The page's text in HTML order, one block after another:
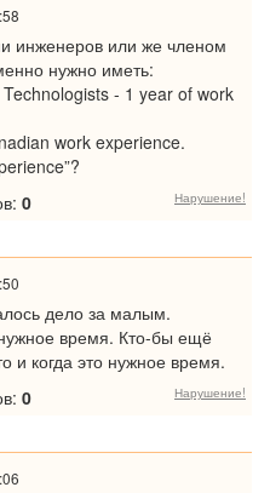
инженеров или же членом
нужно иметь:
- 1 year of work
work experience.
0 Нарушение!
дело за малым.
время. Кто-бы ещё
и когда это нужное время.
0 Нарушение!